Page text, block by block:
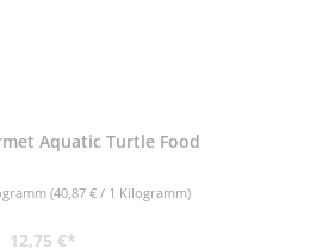
Aquatic Turtle Food
(40,87 € / 1 Kilogramm)
Regulärer Preis:
12,75 €*